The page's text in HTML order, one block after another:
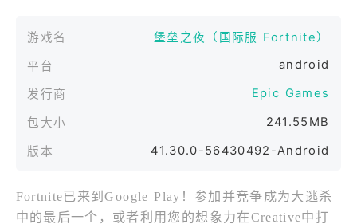
游戏名
堡垒之夜（国际服 Fortnite）
平台
android
发行商 Epic Games
包大小 241.55MB
版本 41.30.0-56430492-Android
Fortnite已来到Google Play！参加并竞争成为大逃杀
中的最后一个，或者利用您的想象力在Creative中打